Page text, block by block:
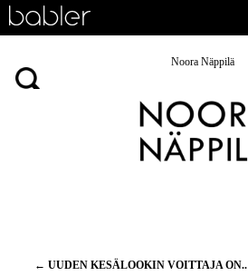
Noora Näppilä
Artikkelien
← UUDEN KESÄLOOKIN VOITTAJA ON..